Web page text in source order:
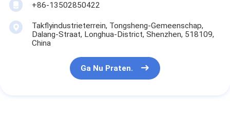
+86-13502850422
Takflyindustrieterrein, Tongsheng-Gemeenschap,
Dalang-Straat, Longhua-District, Shenzhen, 518109,
China
Ga Nu Praten.